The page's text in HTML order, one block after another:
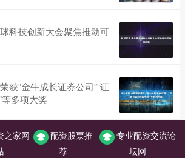
科技创新大会聚焦推动可
获“金牛成长证券公司”“证
多项大奖
之家网
配资股票推
荐
专业配资交流论
坛网